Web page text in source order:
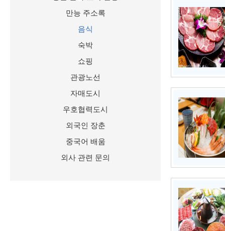
만능 주소록
음식
숙박
쇼핑
관광노선
자매도시
우호협력도시
외국인 장춘
중국어 배움
외사 관련 문의